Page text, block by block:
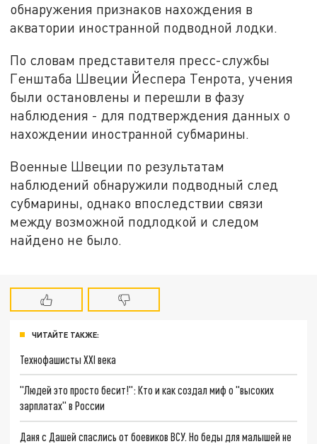
обнаружения признаков нахождения в
акватории иностранной подводной лодки.
По словам представителя пресс-службы
Генштаба Швеции Йеспера Тенрота, учения
были остановлены и перешли в фазу
наблюдения - для подтверждения данных о
нахождении иностранной субмарины.
Военные Швеции по результатам
наблюдений обнаружили подводный след
субмарины, однако впоследствии связи
между возможной подлодкой и следом
найдено не было.
ЧИТАЙТЕ ТАКЖЕ:
Технофашисты XXI века
"Людей это просто бесит!": Кто и как создал миф о "высоких
зарплатах" в России
Даня с Дашей спаслись от боевиков ВСУ. Но беды для малышей не